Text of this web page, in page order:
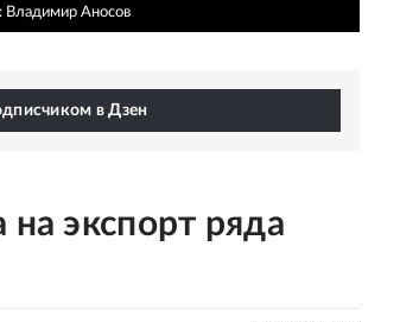
Владимир Аносов
в Дзен
на экспорт ряда